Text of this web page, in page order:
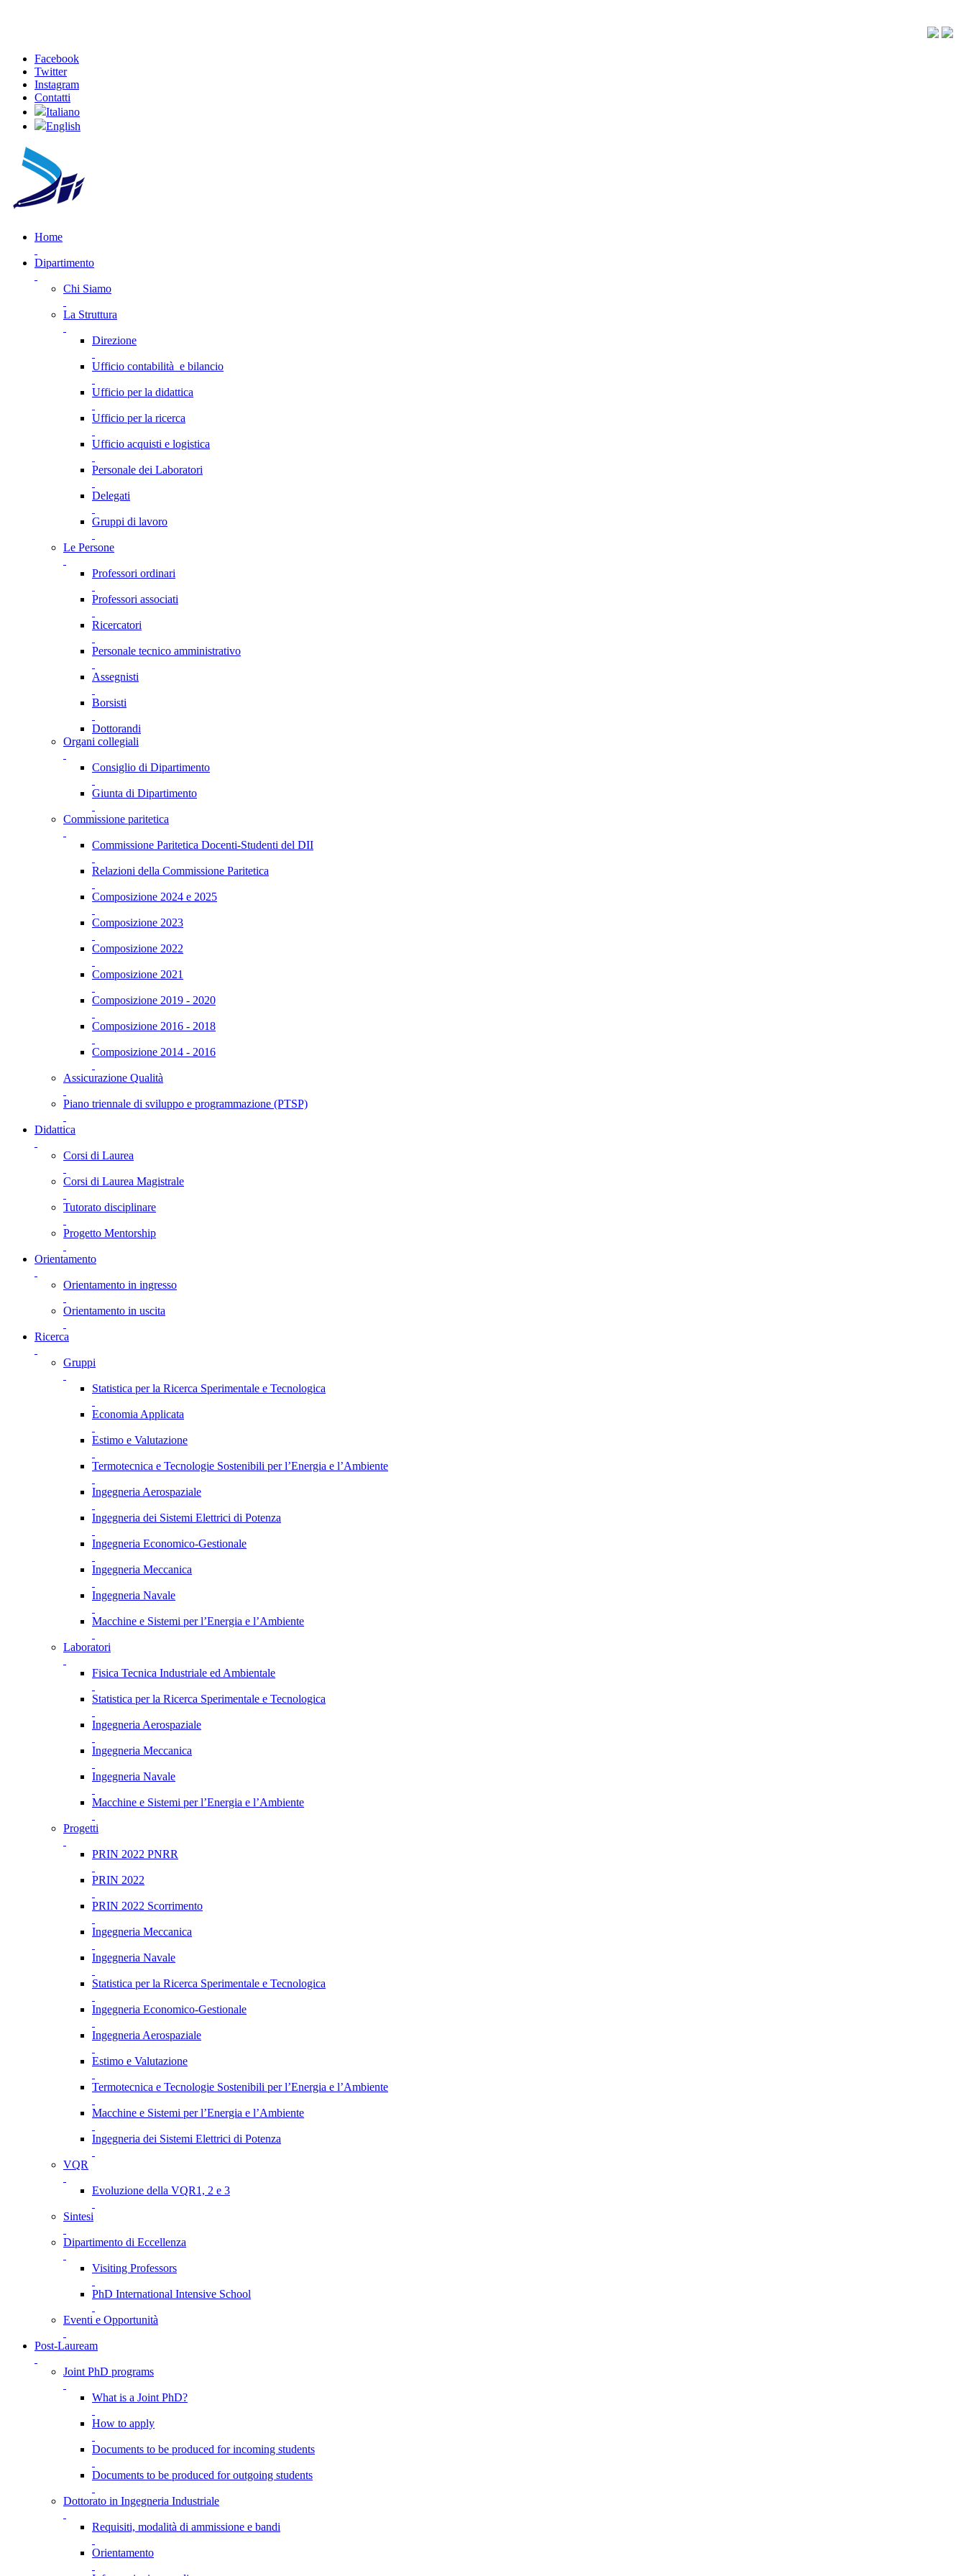
Facebook
Twitter
Instagram
Contatti
Italiano
English
Home
Dipartimento
Chi Siamo
La Struttura
Direzione
Ufficio contabilità e bilancio
Ufficio per la didattica
Ufficio per la ricerca
Ufficio acquisti e logistica
Personale dei Laboratori
Delegati
Gruppi di lavoro
Le Persone
Professori ordinari
Professori associati
Ricercatori
Personale tecnico amministrativo
Assegnisti
Borsisti
Dottorandi
Organi collegiali
Consiglio di Dipartimento
Giunta di Dipartimento
Commissione paritetica
Commissione Paritetica Docenti-Studenti del DII
Relazioni della Commissione Paritetica
Composizione 2024 e 2025
Composizione 2023
Composizione 2022
Composizione 2021
Composizione 2019 - 2020
Composizione 2016 - 2018
Composizione 2014 - 2016
Assicurazione Qualità
Piano triennale di sviluppo e programmazione (PTSP)
Didattica
Corsi di Laurea
Corsi di Laurea Magistrale
Tutorato disciplinare
Progetto Mentorship
Orientamento
Orientamento in ingresso
Orientamento in uscita
Ricerca
Gruppi
Statistica per la Ricerca Sperimentale e Tecnologica
Economia Applicata
Estimo e Valutazione
Termotecnica e Tecnologie Sostenibili per l’Energia e l’Ambiente
Ingegneria Aerospaziale
Ingegneria dei Sistemi Elettrici di Potenza
Ingegneria Economico-Gestionale
Ingegneria Meccanica
Ingegneria Navale
Macchine e Sistemi per l’Energia e l’Ambiente
Laboratori
Fisica Tecnica Industriale ed Ambientale
Statistica per la Ricerca Sperimentale e Tecnologica
Ingegneria Aerospaziale
Ingegneria Meccanica
Ingegneria Navale
Macchine e Sistemi per l’Energia e l’Ambiente
Progetti
PRIN 2022 PNRR
PRIN 2022
PRIN 2022 Scorrimento
Ingegneria Meccanica
Ingegneria Navale
Statistica per la Ricerca Sperimentale e Tecnologica
Ingegneria Economico-Gestionale
Ingegneria Aerospaziale
Estimo e Valutazione
Termotecnica e Tecnologie Sostenibili per l’Energia e l’Ambiente
Macchine e Sistemi per l’Energia e l’Ambiente
Ingegneria dei Sistemi Elettrici di Potenza
VQR
Evoluzione della VQR1, 2 e 3
Sintesi
Dipartimento di Eccellenza
Visiting Professors
PhD International Intensive School
Eventi e Opportunità
Post-Lauream
Joint PhD programs
What is a Joint PhD?
How to apply
Documents to be produced for incoming students
Documents to be produced for outgoing students
Dottorato in Ingegneria Industriale
Requisiti, modalità di ammissione e bandi
Orientamento